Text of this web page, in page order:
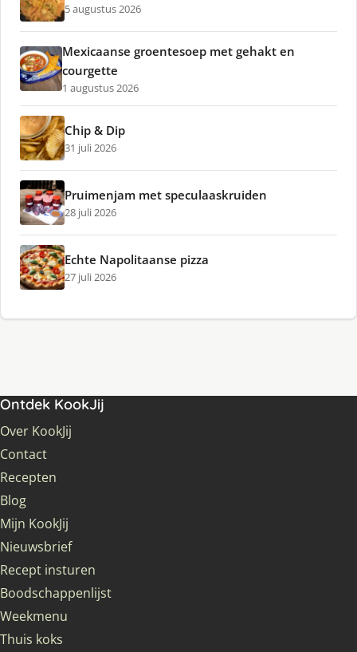
5 augustus 2026
Mexicaanse groentesoep met gehakt en
courgette
1 augustus 2026
Chip & Dip
31 juli 2026
Pruimenjam met speculaaskruiden
28 juli 2026
Echte Napolitaanse pizza
27 juli 2026
Ontdek KookJij
Over KookJij
Contact
Recepten
Blog
Mijn KookJij
Nieuwsbrief
Recept insturen
Boodschappenlijst
Weekmenu
Thuis koks